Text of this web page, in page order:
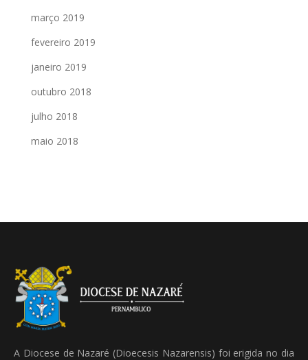
março 2019
fevereiro 2019
janeiro 2019
outubro 2018
julho 2018
maio 2018
A Diocese de Nazaré (Dioecesis Nazarensis) foi erigida no dia